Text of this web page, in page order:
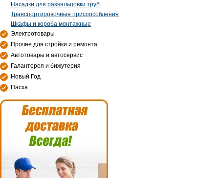
Насадки для развальцовки труб
Транспортировочные приспособления
Шкафы и короба монтажные
Электротовары
Прочее для стройки и ремонта
Автотовары и автосервис
Галантерея и бижутерия
Новый Год
Пасха